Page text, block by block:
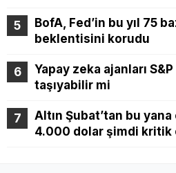
BofA, Fed’in bu yıl 75
beklentisini korudu
Yapay zeka ajanları S&P
taşıyabilir mi
Altın Şubat’tan bu yana
4.000 dolar şimdi kritik